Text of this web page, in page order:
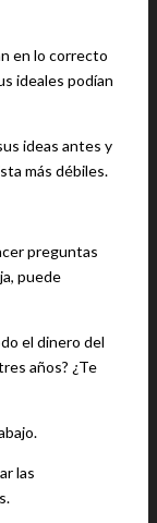
en lo correcto
ideales podían
ideas antes y
más débiles.
preguntas
puede
el dinero del
años? ¿Te
las